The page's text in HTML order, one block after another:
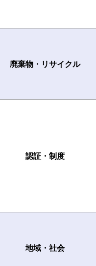
廃棄物・リサイクル
認証・制度
地域・社会